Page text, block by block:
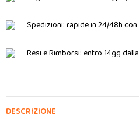
Spedizioni:rapide in 24/48h con
Resi e Rimborsi:entro 14gg
DESCRIZIONE